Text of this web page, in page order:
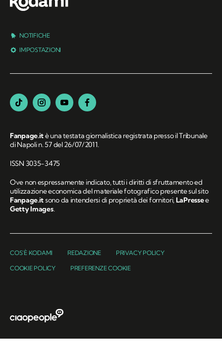
NOTIFICHE
IMPOSTAZIONI
Fanpage.itè una testata giornalistica registrata presso il Tribunale
di Napoli n. 57 del 26/07/2011.
ISSN 3035-3475
Ove non espressamente indicato, tutti i diritti di sfruttamento ed
utilizzazione economica del materiale fotografico presente sul sito
Fanpage.itsono da intendersi di proprietà dei fornitori,LaPressee
Getty Images.
COS'È KODAMI REDAZIONE PRIVACY POLICY
COOKIE POLICY PREFERENZE COOKIE